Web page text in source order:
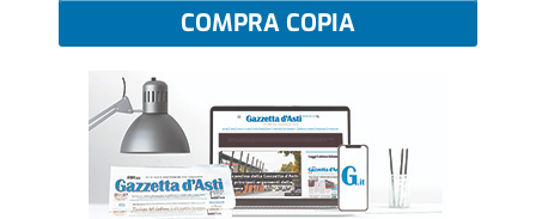
COMPRA COPIA